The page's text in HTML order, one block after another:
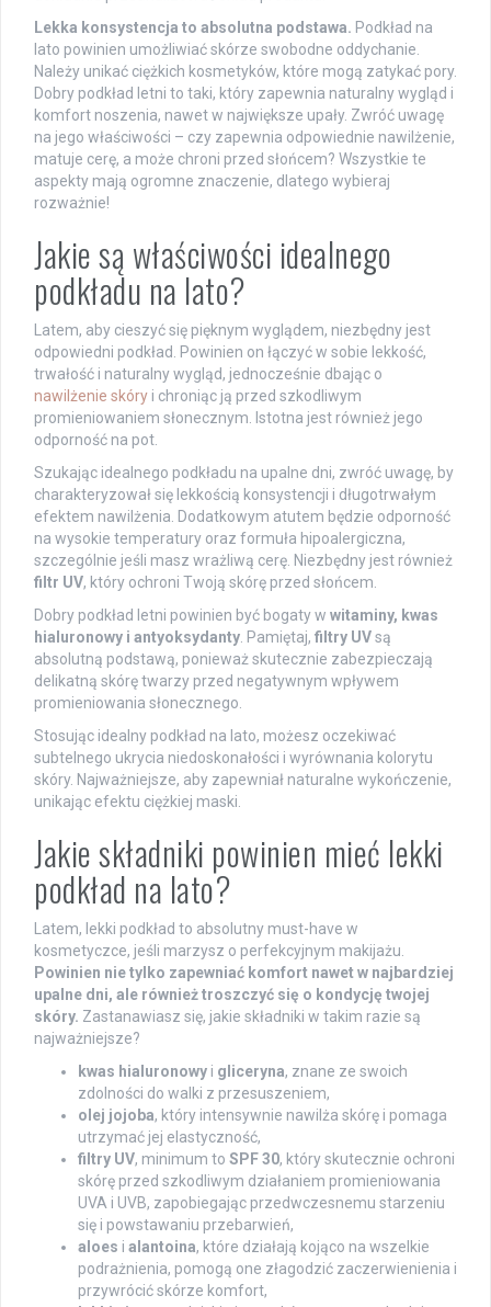
Lekka konsystencja to absolutna podstawa. Podkład na
lato powinien umożliwiać skórze swobodne oddychanie.
Należy unikać ciężkich kosmetyków, które mogą zatykać pory.
Dobry podkład letni to taki, który zapewnia naturalny wygląd i
komfort noszenia, nawet w największe upały. Zwróć uwagę
na jego właściwości – czy zapewnia odpowiednie nawilżenie,
matuje cerę, a może chroni przed słońcem? Wszystkie te
aspekty mają ogromne znaczenie, dlatego wybieraj
rozważnie!
Jakie są właściwości idealnego
podkładu na lato?
Latem, aby cieszyć się pięknym wyglądem, niezbędny jest
odpowiedni podkład. Powinien on łączyć w sobie lekkość,
trwałość i naturalny wygląd, jednocześnie dbając o
nawilżenie skóry i chroniąc ją przed szkodliwym
promieniowaniem słonecznym. Istotna jest również jego
odporność na pot.
Szukając idealnego podkładu na upalne dni, zwróć uwagę, by
charakteryzował się lekkością konsystencji i długotrwałym
efektem nawilżenia. Dodatkowym atutem będzie odporność
na wysokie temperatury oraz formuła hipoalergiczna,
szczególnie jeśli masz wrażliwą cerę. Niezbędny jest również
filtr UV, który ochroni Twoją skórę przed słońcem.
Dobry podkład letni powinien być bogaty w witaminy, kwas
hialuronowy i antyoksydanty . Pamiętaj, filtry UVsą
absolutną podstawą, ponieważ skutecznie zabezpieczają
delikatną skórę twarzy przed negatywnym wpływem
promieniowania słonecznego.
Stosując idealny podkład na lato, możesz oczekiwać
subtelnego ukrycia niedoskonałości i wyrównania kolorytu
skóry. Najważniejsze, aby zapewniał naturalne wykończenie,
unikając efektu ciężkiej maski.
Jakie składniki powinien mieć lekki
podkład na lato?
Latem, lekki podkład to absolutny must-have w
kosmetyczce, jeśli marzysz o perfekcyjnym makijażu.
Powinien nie tylko zapewniać komfort nawet w najbardziej
upalne dni, ale również troszczyć się o kondycję twojej
skóry. Zastanawiasz się, jakie składniki w takim razie są
najważniejsze?
kwas hialuronowy i gliceryna, znane ze swoich
zdolności do walki z przesuszeniem,
olej jojoba, który intensywnie nawilża skórę i pomaga
utrzymać jej elastyczność,
filtry UV, minimum to SPF 30, który skutecznie ochroni
skórę przed szkodliwym działaniem promieniowania
UVA i UVB, zapobiegając przedwczesnemu starzeniu
się i powstawaniu przebarwień,
aloes i alantoina, które działają kojąco na wszelkie
podrażnienia, pomogą one złagodzić zaczerwienienia i
przywrócić skórze komfort,